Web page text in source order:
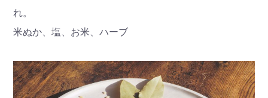
れ。
米ぬか、塩、お米、ハーブ